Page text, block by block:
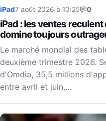
iPad7 août 2026 à 10:25 0
iPad : les ventes reculent
domine toujours
Le marché mondial des
deuxième trimestre 2026.
d'Omdia, 35,5 millions
entre avril et juin,…